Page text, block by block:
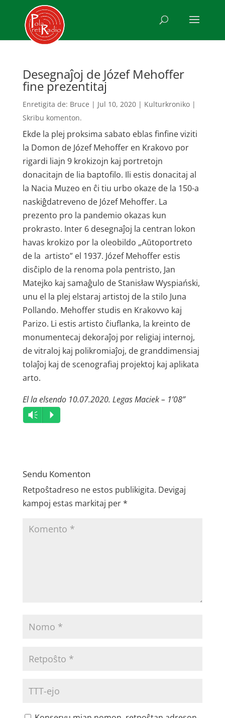
Desegnaĵoj de Józef Mehoffer
fine prezentitaj
Enretigita de: Bruce | Jul 10, 2020| Kulturkroniko|
Skribu komenton.
Ekde la plej proksima sabato eblas finfine viziti
la Domon de Józef Mehoffer en Krakovo por
rigardi liajn 9 krokizojn kaj portretojn
donacitajn de lia baptofilo. Ili estis donacitaj al
la Nacia Muzeo en ĉi tiu urbo okaze de la 150-a
naskiĝdatreveno de Józef Mehoffer. La
prezento pro la pandemio okazas kun
prokrasto. Inter 6 desegnaĵoj la centran lokon
havas krokizo por la oleobildo „Aŭtoportreto
de la artisto” el 1937. Józef Mehoffer estis
disĉiplo de la renoma pola pentristo, Jan
Matejko kaj samaĝulo de Stanisław Wyspiański,
unu el la plej elstaraj artistoj de la stilo Juna
Pollando. Mehoffer studis en Krakovvo kaj
Parizo. Li estis artisto ĉiuflanka, la kreinto de
monumentecaj dekoraĵoj por religiaj internoj,
de vitraloj kaj polikromiaĵoj, de granddimensiaj
tolaĵoj kaj de scenografiaj projektoj kaj aplikata
arto.
El la elsendo 10.07.2020. Legas Maciek – 1’08”
Audio
Player
Vm P
Sendu Komenton
Retpoŝtadreso ne estos publikigita. Devigaj
kampoj estas markitaj per*